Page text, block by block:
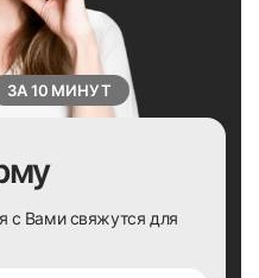
ЗА 10 МИНУТ
с Вами свяжутся для